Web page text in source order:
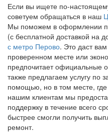
Если вы ищете по-
советуем обращаться в наш
Мы поможем в оформлении
(с бесплатной доставкой на
с метро Перово. Это даст
проверенном месте или
предпочитает официальные
также предлагаем услугу по
помощью, но в том месте,
нашим клиентам мы
поддержку в течение всего
быстрее смогли получить
ремонт.